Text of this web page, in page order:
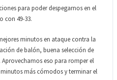
para poder despegarnos en el
con 49-33.
minutos en ataque contra la
de balón, buena selección de
eso para romper el
más cómodos y terminar el